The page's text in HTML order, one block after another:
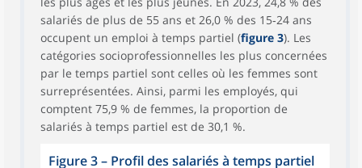
salariés de plus de 55 ans et 26,0 % des 15‑24 ans
occupent un emploi à temps partiel (figure 3). Les
catégories socioprofessionnelles les plus concernées
par le temps partiel sont celles où les femmes sont
surreprésentées. Ainsi, parmi les employés, qui
comptent 75,9 % de femmes, la proportion de
salariés à temps partiel est de 30,1 %.
Figure 3 – Profil des salariés à temps partiel